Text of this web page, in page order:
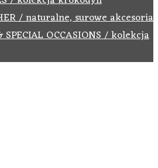
/ naturalne, surowe akcesoria
SPECIAL OCCASIONS / kolekcja